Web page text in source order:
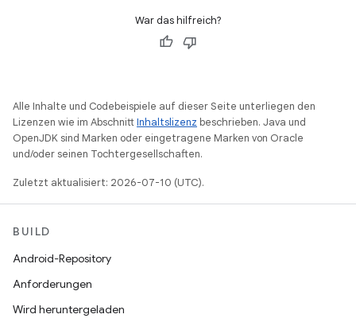
War das hilfreich?
Alle Inhalte und Codebeispiele auf dieser Seite unterliegen den
Lizenzen wie im AbschnittInhaltslizenz beschrieben. Java und
OpenJDK sind Marken oder eingetragene Marken von Oracle
und/oder seinen Tochtergesellschaften.
Zuletzt aktualisiert: 2026-07-10 (UTC).
BUILD
Android-Repository
Anforderungen
Wird heruntergeladen